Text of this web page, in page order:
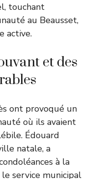
touchant
au Beausset,
active.
et des
ont provoqué un
où ils avaient
Édouard
natale, a
à la
service municipal